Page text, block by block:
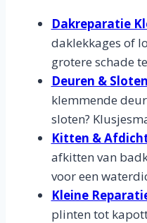
Dakreparatie
daklekkages of
grotere schade
Deuren &
klemmende
sloten?
Kitten &
afkitten van
voor een
Kleine
plinten tot